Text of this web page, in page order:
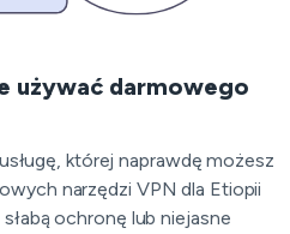
używać darmowego
której naprawdę możesz
narzędzi VPN dla Etiopii
ochronę lub niejasne